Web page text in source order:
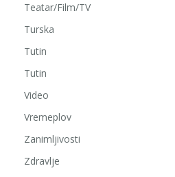
Teatar/Film/TV
Turska
Tutin
Tutin
Video
Vremeplov
Zanimljivosti
Zdravlje